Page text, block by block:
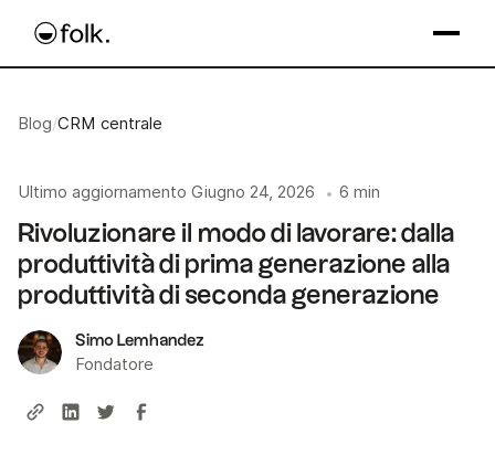
Blog/CRM centrale
Ultimo aggiornamento Giugno 24, 2026 • 6 min
Rivoluzionare il modo di lavorare: dalla
produttività di prima generazione alla
produttività di seconda generazione
Simo Lemhandez
Fondatore